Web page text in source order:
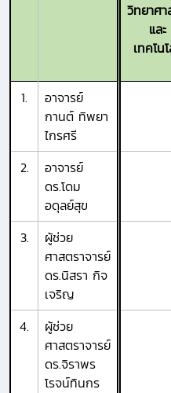
วิทยาศ
และ
เทคโน
1.
อาจารย์
กานต์ ทิพยา
ไกรศรี
2.
อาจารย์
ดร.โดม
อดุลย์สุข
3.
ผู้ช่วย
ศาสตราจารย์
ดร.นิสรา กิจ
เจริญ
4.
ผู้ช่วย
ศาสตราจารย์
ดร.จิราพร
โรจน์ทินกร